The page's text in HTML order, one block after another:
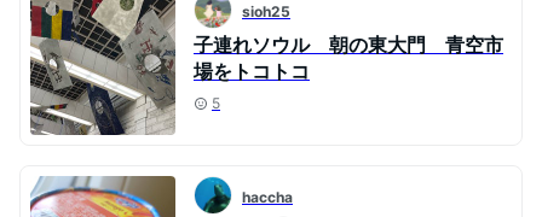
sioh25
子連れソウル 朝の東大門 青空市
場をトコトコ
5
haccha